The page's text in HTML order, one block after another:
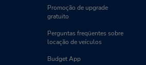
Promoção de upgrade
gratuito
Perguntas freqüentes sobre
locação de veículos
Budget App